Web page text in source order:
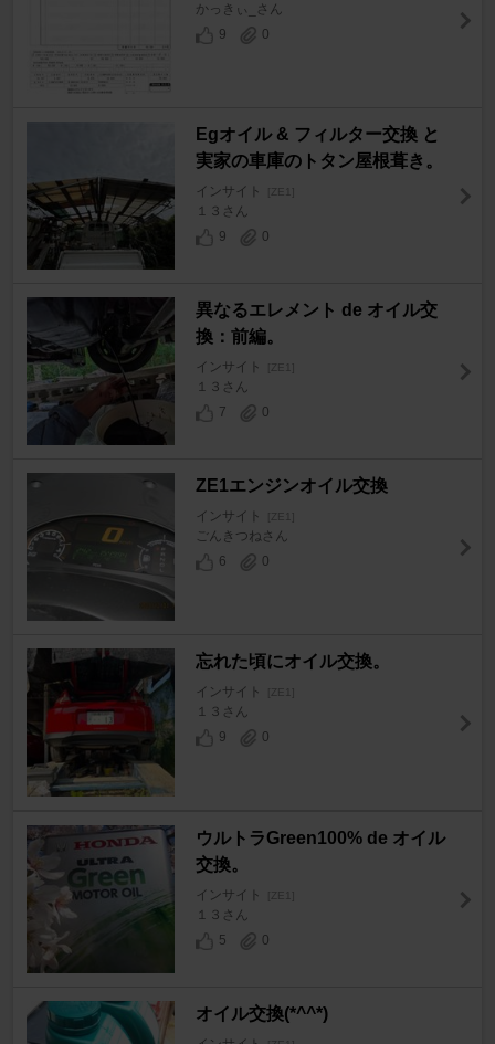
かっきぃ_さん
9
0
Egオイル & フィルター交換 と
実家の車庫のトタン屋根葺き。
インサイト [ZE1]
１３さん
9
0
異なるエレメント de オイル交
換：前編。
インサイト [ZE1]
１３さん
7
0
ZE1エンジンオイル交換
インサイト [ZE1]
ごんきつねさん
6
0
忘れた頃にオイル交換。
インサイト [ZE1]
１３さん
9
0
ウルトラGreen100% de オイル
交換。
インサイト [ZE1]
１３さん
5
0
オイル交換(*^^*)